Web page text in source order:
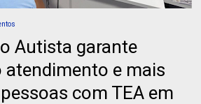
Autista garante
atendimento e mais
com TEA em